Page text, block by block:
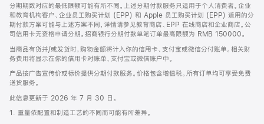
分期期数对应的最低限额可能有所不同。上述分期付款服务只适用于个人消费者。企业
和教育机构客户、企业员工购买计划 (EPP) 和 Apple 员工购买计划 (EPP) 适用的分
期付款方案可能与上述方案不同，详情请参见教育商店、EPP 在线商店和企业商店。公
司信用卡无资格申请分期。招商银行分期付款单笔订单最高限额为 RMB 150000。
当商品有货并/或发货时，购物金额将计入你的信用卡、支付宝或微信分付账单。相关财
务费用将显示在你的信用卡对账单、支付宝或微信账户中。
产品按广告宣传价或标价提供分期付款服务。价格包含增值税。所有订单均可享受免费
送货服务。
此信息更新于 2026 年 7 月 30 日。
1. 重量依配置和制造工艺的不同而可能有所差异。